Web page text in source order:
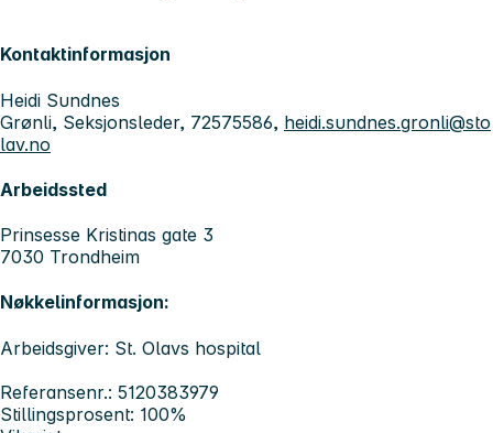
Kontaktinformasjon
Heidi Sundnes
Grønli, Seksjonsleder, 72575586, heidi.sundnes.gronli@sto
lav.no
Arbeidssted
Prinsesse Kristinas gate 3
7030 Trondheim
Nøkkelinformasjon:
Arbeidsgiver: St. Olavs hospital
Referansenr.: 5120383979
Stillingsprosent: 100%